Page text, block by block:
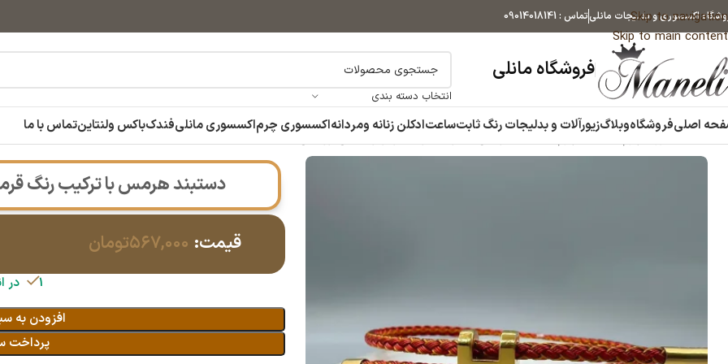
Skip to navigation
Skip to main content
اکسسوری و بدلیجات مانلیتماس : 09014018141
فروشگاه مانلی
انتخاب دسته بندی
اصلیفروشگاهوبلاگزیورآلات و بدلیجات رنگ ثابتساعتادکلن زنانه ومردانهاکسسوری چرماکسسوری مانلیفندکباکس ولنتاینتماس با ما
اکسسوری چرم دستبند چرم دستبند هرمس با ترکیب رنگ قرمز و طلایی وراداتی|14040890
دستبند هرمس با ترکیب رنگ قرمز و
قیمت: ۵۶۷,۰۰۰تومان
1 در انبار
افزودن به
پرداخت